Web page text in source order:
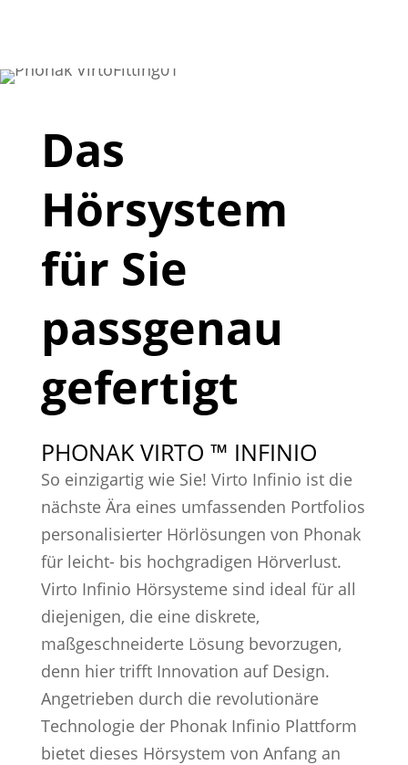
Das
Hörsystem
für Sie
passgenau
gefertigt
PHONAK VIRTO ™ INFINIO
So einzigartig wie Sie! Virto Infinio ist die
nächste Ära eines umfassenden Portfolios
personalisierter Hörlösungen von Phonak
für leicht- bis hochgradigen Hörverlust.
Virto Infinio Hörsysteme sind ideal für all
diejenigen, die eine diskrete,
maßgeschneiderte Lösung bevorzugen,
denn hier trifft Innovation auf Design.
Angetrieben durch die revolutionäre
Technologie der Phonak Infinio Plattform
bietet dieses Hörsystem von Anfang an